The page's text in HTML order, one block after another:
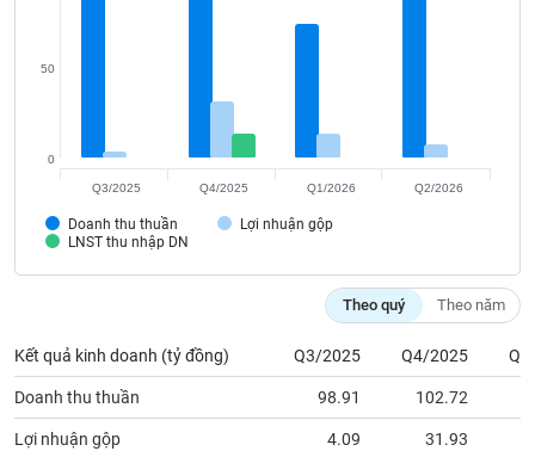
Doanh thu thuần
Lợi nhuận gộp
LNST thu nhập DN
0
50
Q3/2025 Q4/2025 Q1/2026 Q2/2026
Theo quý Theo năm
Kết quả kinh doanh (tỷ đồng) Q3/2025 Q4/2025
Doanh thu thuần 98.91 102.72
Lợi nhuận gộp 4.09 31.93
chứng
Tất cả Cổ phiếu Chỉ số Chứng chỉ quỹ
Lãnh
đạo
Người liên quan Cổ đông lớn
Tin
tức
(-)